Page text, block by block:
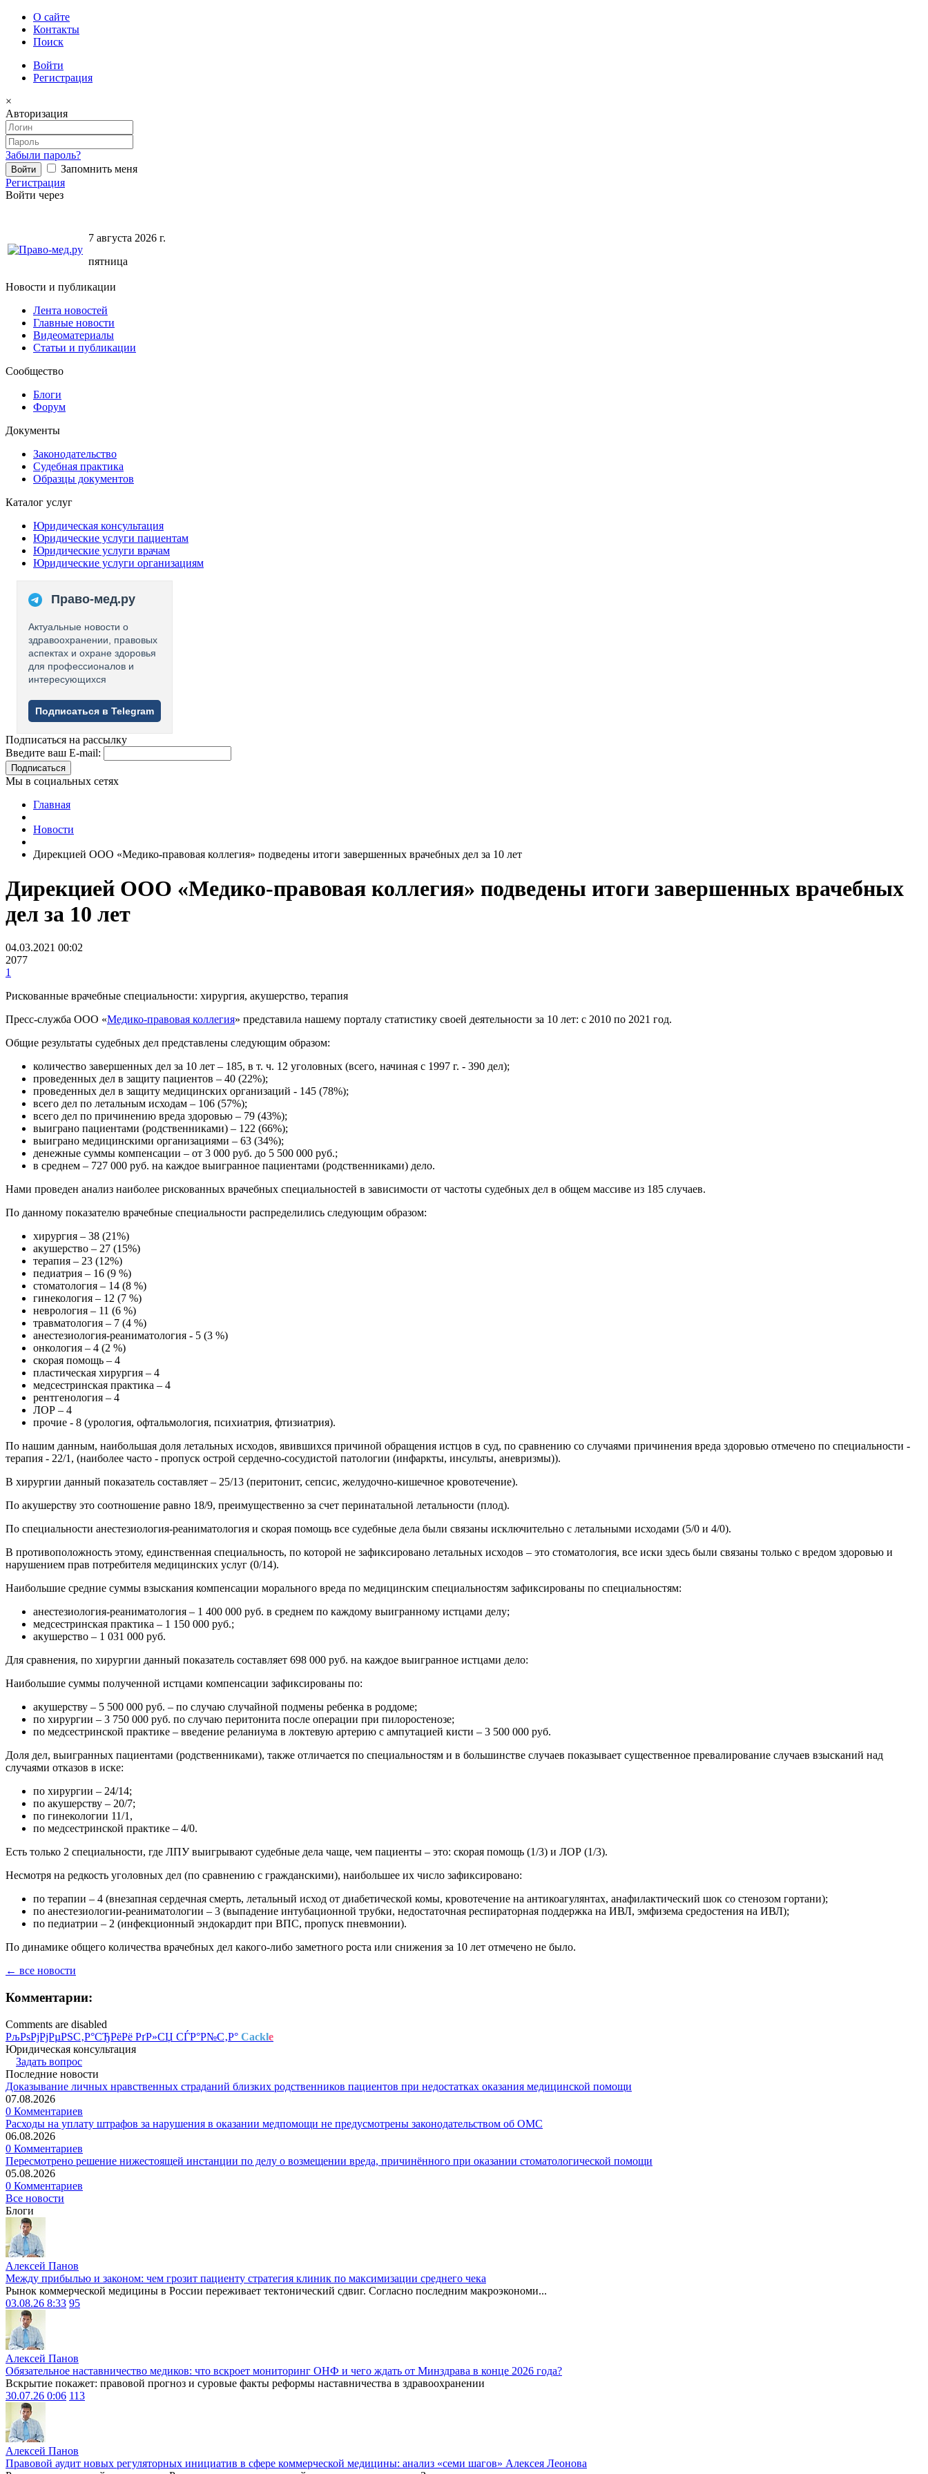
О сайте
Контакты
Поиск
Войти
Регистрация
×
Авторизация
Забыли пароль?
Запомнить меня
Регистрация
Войти через
7 августа 2026 г.
пятница
Новости и публикации
Лента новостей
Главные новости
Видеоматериалы
Статьи и публикации
Сообщество
Блоги
Форум
Документы
Законодательство
Судебная практика
Образцы документов
Каталог услуг
Юридическая консультация
Юридические услуги пациентам
Юридические услуги врачам
Юридические услуги организациям
Право-мед.ру
Актуальные новости о
здравоохранении, правовых
аспектах и охране здоровья
для профессионалов и
интересующихся
Подписаться в Telegram
Подписаться на рассылку
Введите ваш E-mail:
Подписаться
Мы в социальных сетях
Главная
Новости
Дирекцией ООО «Медико-правовая коллегия» подведены итоги завершенных врачебных дел за 10 лет
Дирекцией ООО «Медико-правовая коллегия» подведены итоги завершенных врачебных
дел за 10 лет
04.03.2021 00:02
2077
1
Рискованные врачебные специальности: хирургия, акушерство, терапия
Пресс-служба ООО «Медико-правовая коллегия» представила нашему порталу статистику своей деятельности за 10 лет: с 2010 по 2021 год.
Общие результаты судебных дел представлены следующим образом:
количество завершенных дел за 10 лет – 185, в т. ч. 12 уголовных (всего, начиная с 1997 г. - 390 дел);
проведенных дел в защиту пациентов – 40 (22%);
проведенных дел в защиту медицинских организаций - 145 (78%);
всего дел по летальным исходам – 106 (57%);
всего дел по причинению вреда здоровью – 79 (43%);
выиграно пациентами (родственниками) – 122 (66%);
выиграно медицинскими организациями – 63 (34%);
денежные суммы компенсации – от 3 000 руб. до 5 500 000 руб.;
в среднем – 727 000 руб. на каждое выигранное пациентами (родственниками) дело.
Нами проведен анализ наиболее рискованных врачебных специальностей в зависимости от частоты судебных дел в общем массиве из 185 случаев.
По данному показателю врачебные специальности распределились следующим образом:
хирургия – 38 (21%)
акушерство – 27 (15%)
терапия – 23 (12%)
педиатрия – 16 (9 %)
стоматология – 14 (8 %)
гинекология – 12 (7 %)
неврология – 11 (6 %)
травматология – 7 (4 %)
анестезиология-реаниматология - 5 (3 %)
онкология – 4 (2 %)
скорая помощь – 4
пластическая хирургия – 4
медсестринская практика – 4
рентгенология – 4
ЛОР – 4
прочие - 8 (урология, офтальмология, психиатрия, фтизиатрия).
По нашим данным, наибольшая доля летальных исходов, явившихся причиной обращения истцов в суд, по сравнению со случаями причинения вреда здоровью отмечено по специальности -
терапия - 22/1, (наиболее часто - пропуск острой сердечно-сосудистой патологии (инфаркты, инсульты, аневризмы)).
В хирургии данный показатель составляет – 25/13 (перитонит, сепсис, желудочно-кишечное кровотечение).
По акушерству это соотношение равно 18/9, преимущественно за счет перинатальной летальности (плод).
По специальности анестезиология-реаниматология и скорая помощь все судебные дела были связаны исключительно с летальными исходами (5/0 и 4/0).
В противоположность этому, единственная специальность, по которой не зафиксировано летальных исходов – это стоматология, все иски здесь были связаны только с вредом здоровью и
нарушением прав потребителя медицинских услуг (0/14).
Наибольшие средние суммы взыскания компенсации морального вреда по медицинским специальностям зафиксированы по специальностям:
анестезиология-реаниматология – 1 400 000 руб. в среднем по каждому выигранному истцами делу;
медсестринская практика – 1 150 000 руб.;
акушерство – 1 031 000 руб.
Для сравнения, по хирургии данный показатель составляет 698 000 руб. на каждое выигранное истцами дело:
Наибольшие суммы полученной истцами компенсации зафиксированы по:
акушерству – 5 500 000 руб. – по случаю случайной подмены ребенка в роддоме;
по хирургии – 3 750 000 руб. по случаю перитонита после операции при пилоростенозе;
по медсестринской практике – введение реланиума в локтевую артерию с ампутацией кисти – 3 500 000 руб.
Доля дел, выигранных пациентами (родственниками), также отличается по специальностям и в большинстве случаев показывает существенное превалирование случаев взысканий над
случаями отказов в иске:
по хирургии – 24/14;
по акушерству – 20/7;
по гинекологии 11/1,
по медсестринской практике – 4/0.
Есть только 2 специальности, где ЛПУ выигрывают судебные дела чаще, чем пациенты – это: скорая помощь (1/3) и ЛОР (1/3).
Несмотря на редкость уголовных дел (по сравнению с гражданскими), наибольшее их число зафиксировано:
по терапии – 4 (внезапная сердечная смерть, летальный исход от диабетической комы, кровотечение на антикоагулянтах, анафилактический шок со стенозом гортани);
по анестезиологии-реаниматологии – 3 (выпадение интубационной трубки, недостаточная респираторная поддержка на ИВЛ, эмфизема средостения на ИВЛ);
по педиатрии – 2 (инфекционный эндокардит при ВПС, пропуск пневмонии).
По динамике общего количества врачебных дел какого-либо заметного роста или снижения за 10 лет отмечено не было.
← все новости
Комментарии:
Comments are disabled
РљРѕРјРјРµРЅС‚Р°СЂРёРё РґР»СЏ СЃР°Р№С‚Р° Cackle
Юридическая консультация
Задать вопрос
Последние новости
Доказывание личных нравственных страданий близких родственников пациентов при недостатках оказания медицинской помощи
07.08.2026
0 Комментариев
Расходы на уплату штрафов за нарушения в оказании медпомощи не предусмотрены законодательством об ОМС
06.08.2026
0 Комментариев
Пересмотрено решение нижестоящей инстанции по делу о возмещении вреда, причинённого при оказании стоматологической помощи
05.08.2026
0 Комментариев
Все новости
Блоги
Алексей Панов
Между прибылью и законом: чем грозит пациенту стратегия клиник по максимизации среднего чека
Рынок коммерческой медицины в России переживает тектонический сдвиг. Согласно последним макроэкономи...
03.08.26 8:33 95
Алексей Панов
Обязательное наставничество медиков: что вскроет мониторинг ОНФ и чего ждать от Минздрава в конце 2026 года?
Вскрытие покажет: правовой прогноз и суровые факты реформы наставничества в здравоохранении
30.07.26 0:06 113
Алексей Панов
Правовой аудит новых регуляторных инициатив в сфере коммерческой медицины: анализ «семи шагов» Алексея Леонова